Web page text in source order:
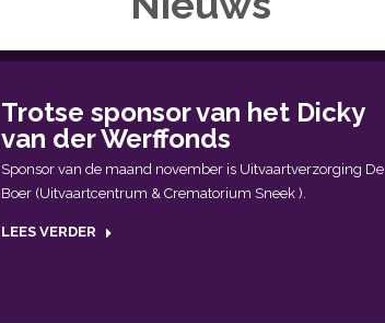
Trotse sponsor van het Dicky
van der Werffonds
Sponsor van de maand november is Uitvaartverzorging De
Boer (Uitvaartcentrum & Crematorium Sneek ).
LEES VERDER